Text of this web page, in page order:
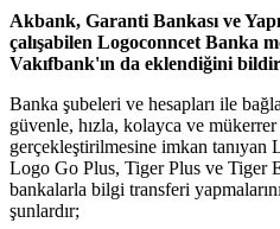
Akbank, Garanti Bankası ve
çalışabilen Logoconncet Banka
Vakıfbank'ın da eklendiğini
Banka şubeleri ve hesapları ile
güvenle, hızla, kolayca ve
gerçekleştirilmesine imkan tanıyan
Logo Go Plus, Tiger Plus ve Tiger
bankalarla bilgi transferi
şunlardır;